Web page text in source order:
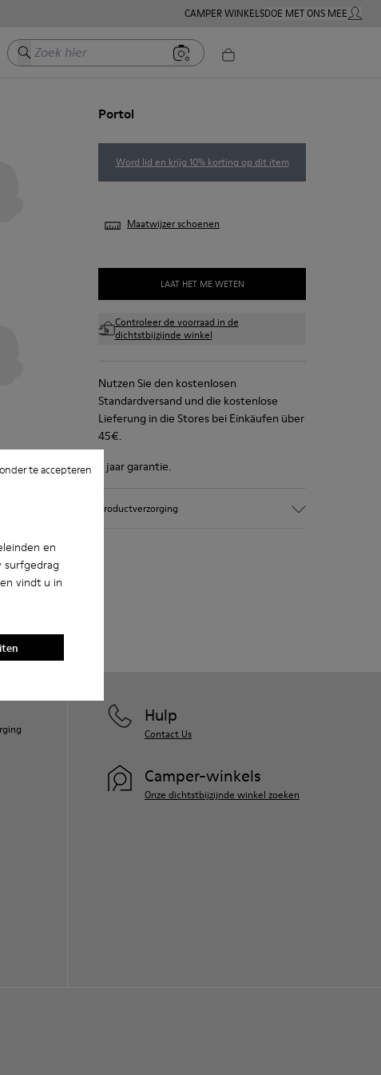
en
surfgedrag
vindt u in
te accepteren
CAMPER WINKELSDOE MET ONS MEEMIJN
Zoek hier
Portol
Word lid en krijg 10% korting op dit item
Maatwijzer schoenen
LAAT HET ME WETEN
Controleer de voorraad in de
dichtstbijzijnde winkel
Nutzen Sie den kostenlosen
Standardversand und die kostenlose
Lieferung in die Stores bei Einkäufen über
45€.
2 jaar garantie.
Productverzorging
Hulp
Contact Us
Camper-winkels
Onze dichtstbijzijnde winkel zoeken